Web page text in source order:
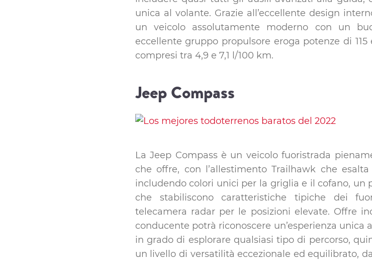
unica al volante. Grazie all’eccellente design
un veicolo assolutamente moderno con un
eccellente gruppo propulsore eroga potenze di
compresi tra 4,9 e 7,1 l/100 km.
Jeep Compass
La Jeep Compass è un veicolo fuoristrada
che offre, con l’allestimento Trailhawk che
includendo colori unici per la griglia e il cofano, un
che stabiliscono caratteristiche tipiche dei
telecamera radar per le posizioni elevate. Offre
conducente potrà riconoscere un’esperienza unica
in grado di esplorare qualsiasi tipo di percorso,
un livello di versatilità eccezionale ed equilibrato,